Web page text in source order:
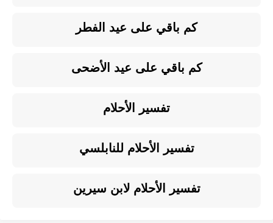
كم باقي على عيد الفطر
كم باقي على عيد الأضحى
تفسير الأحلام
تفسير الأحلام للنابلسي
تفسير الأحلام لابن سيرين